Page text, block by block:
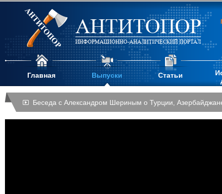
АНТИТОПОР
ИНФОРМАЦИОННО-АНАЛИТИЧЕСКИЙ ПОРТАЛ
Главная Выпуски Статьи
Беседа с Александром Шериным о Турции,